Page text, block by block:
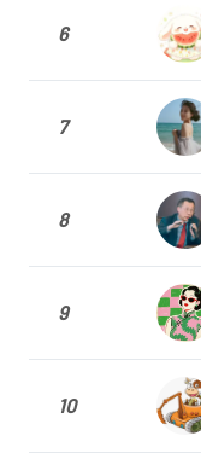
6
7
8
9
10